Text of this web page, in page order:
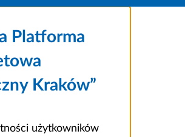
Platforma
Kraków”
użytkowników